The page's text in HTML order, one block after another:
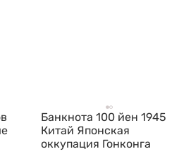
Банкнота 100 йен 1945
Китай Японская
оккупация Гонконга